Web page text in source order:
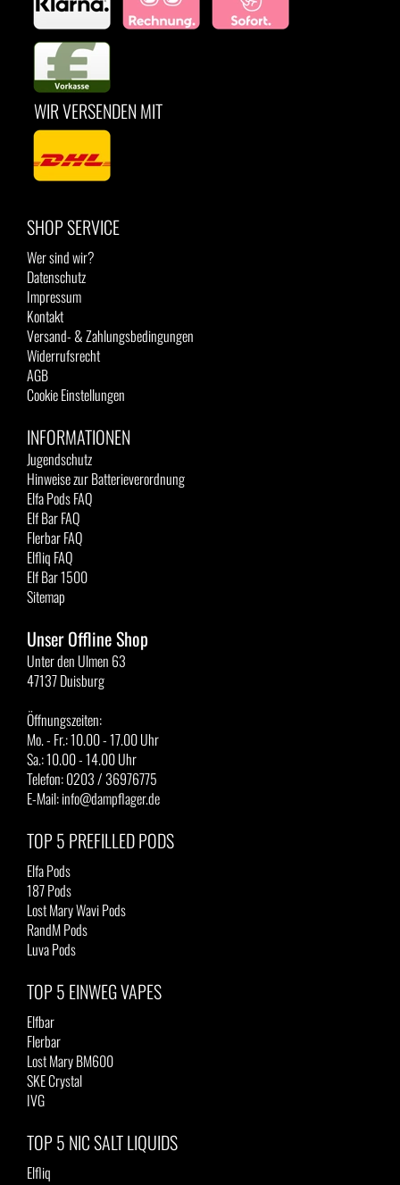
WIR VERSENDEN MIT
SHOP SERVICE
Wer sind wir?
Datenschutz
Impressum
Kontakt
Versand- & Zahlungsbedingungen
Widerrufsrecht
AGB
Cookie Einstellungen
INFORMATIONEN
Jugendschutz
Hinweise zur Batterieverordnung
Elfa Pods FAQ
Elf Bar FAQ
Flerbar FAQ
Elfliq FAQ
Elf Bar 1500
Sitemap
Unser Offline Shop
Unter den Ulmen 63
47137 Duisburg
Öffnungszeiten:
Mo. - Fr.: 10.00 - 17.00 Uhr
Sa.: 10.00 - 14.00 Uhr
Telefon: 0203 / 36976775
E-Mail: info@dampflager.de
TOP 5 PREFILLED PODS
Elfa Pods
187 Pods
Lost Mary Wavi Pods
RandM Pods
Luva Pods
TOP 5 EINWEG VAPES
Elfbar
Flerbar
Lost Mary BM600
SKE Crystal
IVG
TOP 5 NIC SALT LIQUIDS
Elfliq